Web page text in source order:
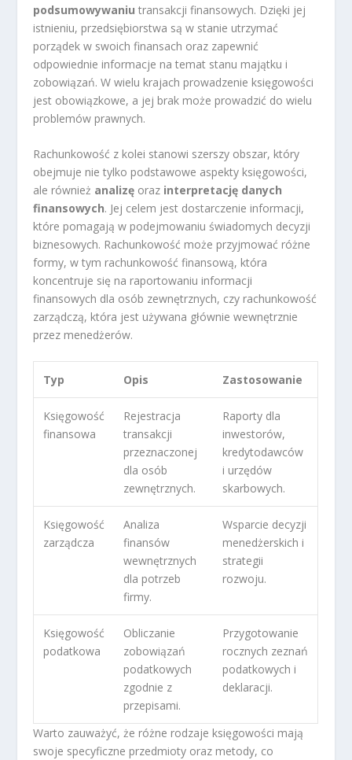
podsumowywaniu transakcji finansowych. Dzięki jej
istnieniu, przedsiębiorstwa są w stanie utrzymać
porządek w swoich finansach oraz zapewnić
odpowiednie informacje na temat stanu majątku i
zobowiązań. W wielu krajach prowadzenie księgowości
jest obowiązkowe, a jej brak może prowadzić do wielu
problemów prawnych.
Rachunkowość z kolei stanowi szerszy obszar, który
obejmuje nie tylko podstawowe aspekty księgowości,
ale również analizę oraz interpretację danych
finansowych. Jej celem jest dostarczenie informacji,
które pomagają w podejmowaniu świadomych decyzji
biznesowych. Rachunkowość może przyjmować różne
formy, w tym rachunkowość finansową, która
koncentruje się na raportowaniu informacji
finansowych dla osób zewnętrznych, czy rachunkowość
zarządczą, która jest używana głównie wewnętrznie
przez menedżerów.
Typ Opis Zastosowanie
Księgowość
finansowa
Rejestracja
transakcji
przeznaczonej
dla osób
zewnętrznych.
Raporty dla
inwestorów,
kredytodawców
i urzędów
skarbowych.
Księgowość
zarządcza
Analiza
finansów
wewnętrznych
dla potrzeb
firmy.
Wsparcie decyzji
menedżerskich i
strategii
rozwoju.
Księgowość
podatkowa
Obliczanie
zobowiązań
podatkowych
zgodnie z
przepisami.
Przygotowanie
rocznych zeznań
podatkowych i
deklaracji.
Warto zauważyć, że różne rodzaje księgowości mają
swoje specyficzne przedmioty oraz metody, co